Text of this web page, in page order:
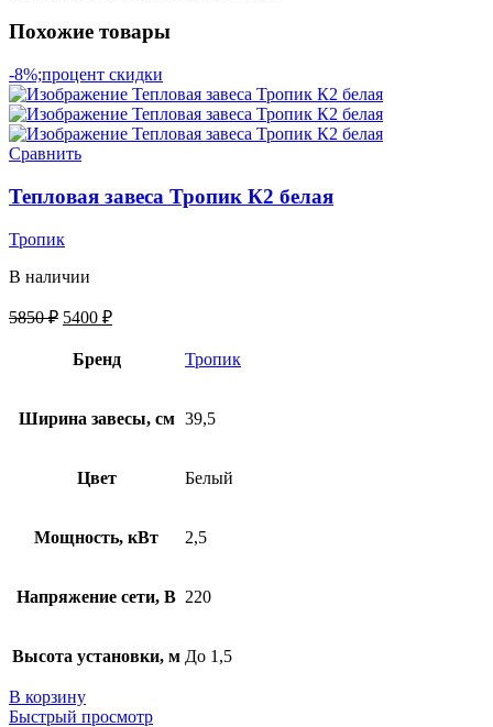
Похожие товары
-8%;процент скидки
Сравнить
Тепловая завеса Тропик К2 белая
Тропик
В наличии
5850₽ 5400 ₽
Бренд Тропик
Ширина завесы, см 39,5
Цвет Белый
Мощность, кВт 2,5
Напряжение сети, В 220
Высота установки, м До 1,5
В корзину
Быстрый просмотр